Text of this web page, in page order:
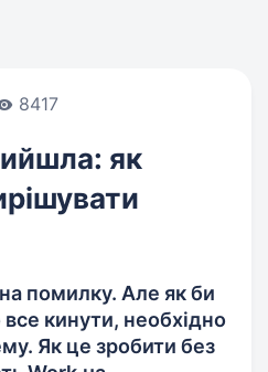
8417
як
помилку. Але як би
все кинути, необхідно
Як це зробити без